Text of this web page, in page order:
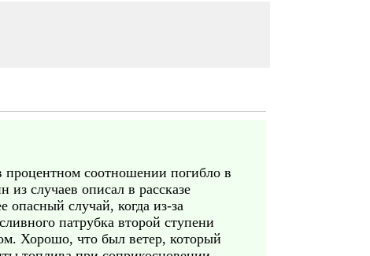
процентном соотношении погибло в
случаев описал в рассказе
случай, когда из-за
патрубка второй ступени
Хорошо, что был ветер, который